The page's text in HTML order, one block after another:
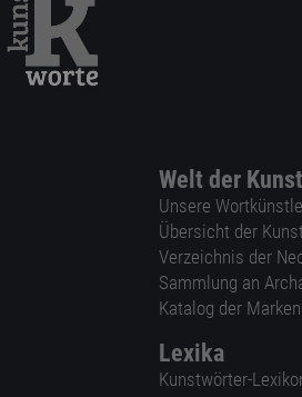
Welt der
Unsere
Übersicht der
Verzeichnis der
Sammlung an
Katalog der
Lexika
Kunstwörter-